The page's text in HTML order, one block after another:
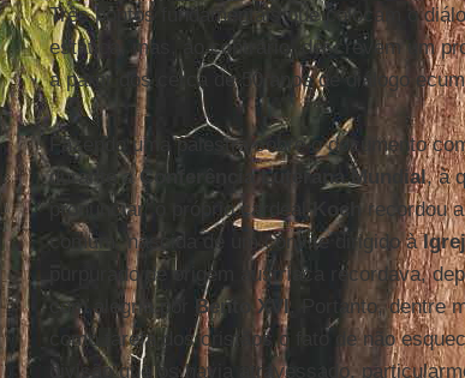
Três pontos fundamentais que colocam o
estática, mas, ao contrário, descrevem um
a partir dos cerca de 50 anos de diálogo
Fazendo uma palestra sobre o documento
durante aConferência Luterana Mundial, à
pronunciar, o próprio cardealKoch recordou
comum, nascida de um convite dirigido à
purpurado de origem austríaca recordava,
com alegria por
Bento XVI. Portanto, dentre
como tarefa dos cristãos o fato de não
divisão que os havia atravessado,